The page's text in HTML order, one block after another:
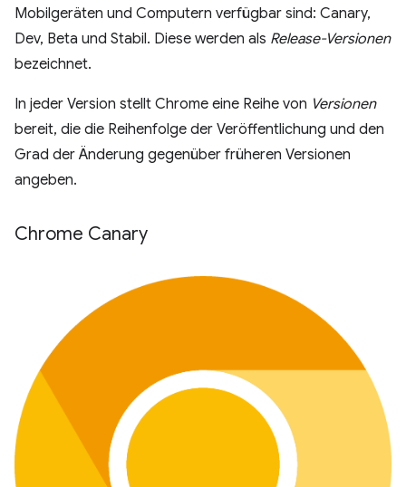
Mobilgeräten und Computern verfügbar sind: Canary,
Dev, Beta und Stabil. Diese werden als Release-Versionen
bezeichnet.
In jeder Version stellt Chrome eine Reihe von Versionen
bereit, die die Reihenfolge der Veröffentlichung und den
Grad der Änderung gegenüber früheren Versionen
angeben.
Chrome Canary